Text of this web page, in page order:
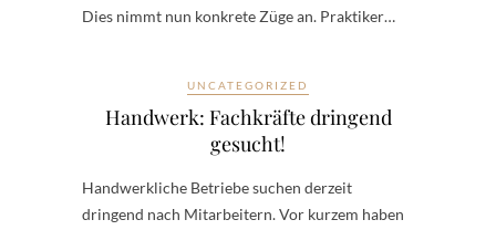
Dies nimmt nun konkrete Züge an. Praktiker…
UNCATEGORIZED
Handwerk: Fachkräfte dringend
gesucht!
Handwerkliche Betriebe suchen derzeit
dringend nach Mitarbeitern. Vor kurzem haben